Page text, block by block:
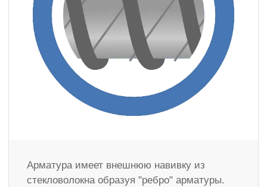
Арматура имеет внешнюю навивку из
стекловолокна образуя "ребро" арматуры.